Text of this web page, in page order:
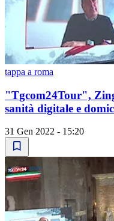
tappa a roma
"Tgcom24Tour",
sanità digitale e
31 Gen 2022 - 15:20